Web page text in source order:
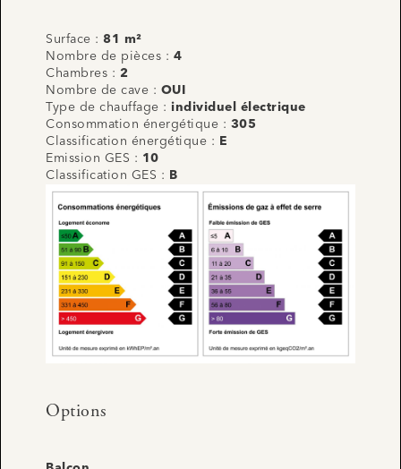
Surface : 81 m²
Nombre de pièces : 4
Chambres : 2
Nombre de cave : OUI
Type de chauffage : individuel électrique
Consommation énergétique : 305
Classification énergétique :
E
Emission GES : 10
Classification GES :
B
Options